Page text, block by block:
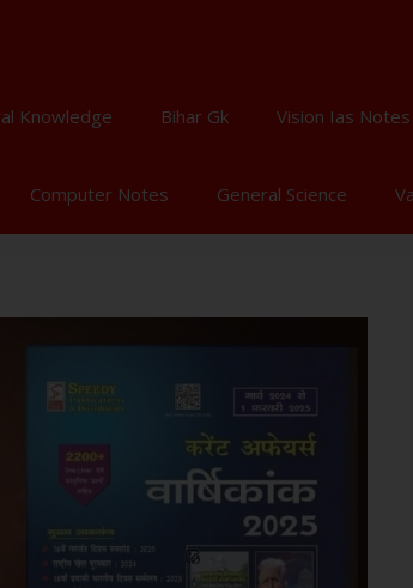
Knowledge Bihar Gk Vision Ias Notes
Computer Notes General Science